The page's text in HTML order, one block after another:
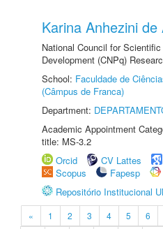
Karina Anhezini de
National Council for
Development (CNPq)
School: Faculdade de
(Câmpus de Franca)
Department:
Academic Appointment
title: MS-3.2
Orcid
CV Lattes
Scopus
Fapesp
Repositório Institucional
« 1 2 3 4 5 6